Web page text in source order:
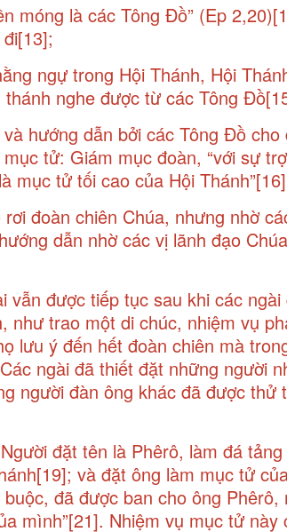
móng là các Tông Đồ” (Ep 2,20)
[13];
ngự trong Hội Thánh, Hội
nghe được từ các Tông Đồ
hướng dẫn bởi các Tông Đồ
tử: Giám mục đoàn, “với sự
mục tử tối cao của Hội Thánh”[16]
đoàn chiên Chúa, nhưng nhờ
dẫn nhờ các vị lãnh đạo
vẫn được tiếp tục sau khi các
trao một di chúc, nhiệm vụ
lưu ý đến hết đoàn chiên mà
ngài đã thiết đặt những người
người đàn ông khác đã được thử
đặt tên là Phêrô, làm đá
[19]; và đặt ông làm mục tử
đã được ban cho ông
mình”[21]. Nhiệm vụ mục tử này